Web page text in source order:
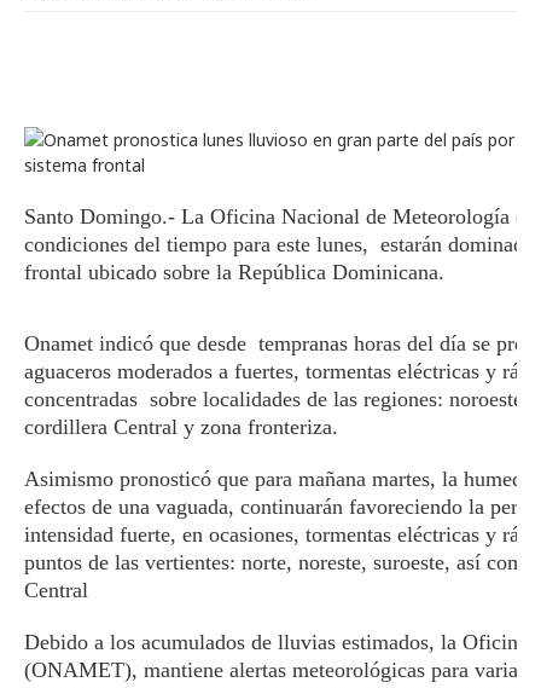
Santo Domingo.- La Oficina Nacional de Meteorología
condiciones del tiempo para este lunes, estarán
frontal ubicado sobre la República Dominicana.
Onamet indicó que desde tempranas horas del día se
aguaceros moderados a fuertes, tormentas eléctricas y
concentradas sobre localidades de las regiones: noroeste,
cordillera Central y zona fronteriza.
Asimismo pronosticó que para mañana martes, la
efectos de una vaguada, continuarán favoreciendo la
intensidad fuerte, en ocasiones, tormentas eléctricas y
puntos de las vertientes: norte, noreste, suroeste, así
Central
Debido a los acumulados de lluvias estimados, la Oficina
(ONAMET), mantiene alertas meteorológicas para varias